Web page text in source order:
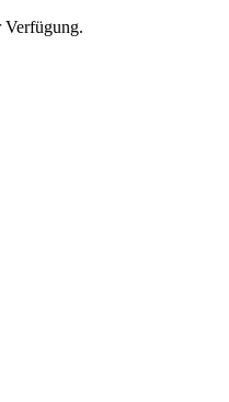
Verfügung.